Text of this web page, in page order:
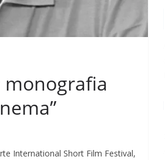
monografia
International Short Film Festival,